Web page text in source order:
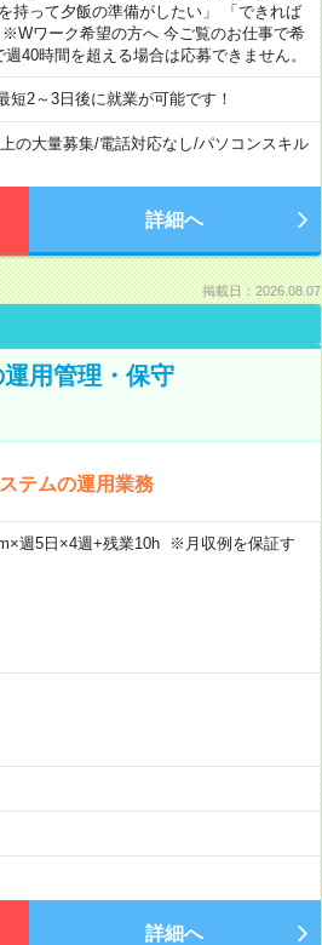
持って夕飯の準備がしたい」 「できれば
ワーク希望の方へ 今ご覧のお仕事で希
40時間を超える場合は応募できません。
2～3日後に就業が可能です！
の大量募集/電話対応なし/パソコンスキル
詳細へ
掲載日：2026.08.07
用管理・保守
テムの運用業務
週5日×4週+残業10h ※月収例を保証す
詳細へ